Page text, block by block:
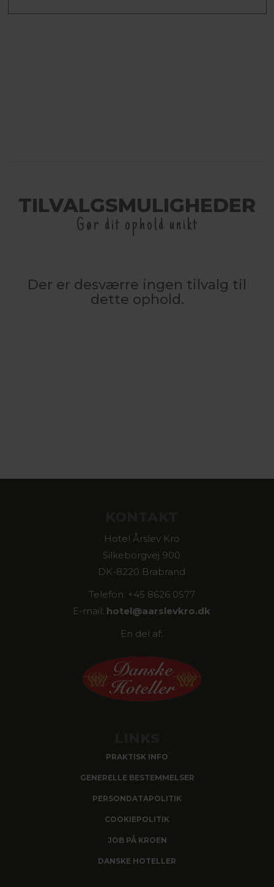
TILVALGSMULIGHEDER
Gør dit ophold unikt
Der er desværre ingen tilvalg til
dette ophold.
Hotel Årslev Kro
Silkeborgvej 900
DK-8220 Brabrand
Telefon: +45 8626 0577
E-mail: hotel@aarslevkro.dk
En del af:
PRAKTISK INFO
GENERELLE BESTEMMELSER
PERSONDATAPOLITIK
COOKIEPOLITIK
JOB PÅ KROEN
DANSKE HOTELLER